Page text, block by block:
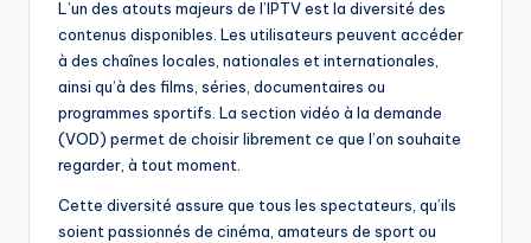
L’un des atouts majeurs de l’IPTV est la diversité des
contenus disponibles. Les utilisateurs peuvent accéder
à des chaînes locales, nationales et internationales,
ainsi qu’à des films, séries, documentaires ou
programmes sportifs. La section vidéo à la demande
(VOD) permet de choisir librement ce que l’on souhaite
regarder, à tout moment.
Cette diversité assure que tous les spectateurs, qu’ils
soient passionnés de cinéma, amateurs de sport ou